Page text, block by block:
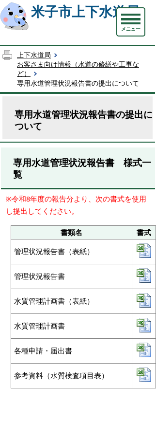
米子市上下水道局
メニュー
上下水道局
お客さま向け情報（水道の修繕や工事な
ど）
専用水道管理状況報告書の提出について
専用水道管理状況報告書の提出に
ついて
専用水道管理状況報告書 様式一
覧
※令和8年度の報告分より、次の書式を使用
し提出してください。
書類名
書式
管理状況報告書（表紙）
管理状況報告書
水質管理計画書（表紙）
水質管理計画書
各種申請・届出書
参考資料（水質検査項目表）